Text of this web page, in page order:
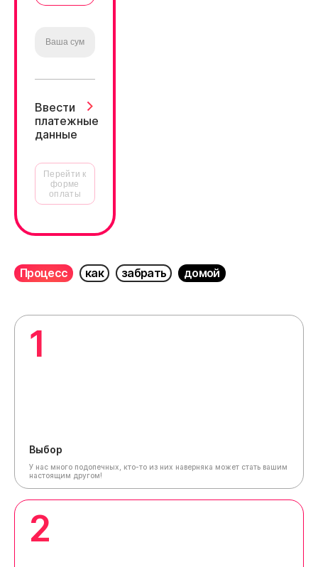
Ввести
платежные
данные
Перейти к
форме
оплаты
Процесс как забрать домой
1
Выбор
У нас много подопечных, кто-то из них наверняка может стать вашим
настоящим другом!
2